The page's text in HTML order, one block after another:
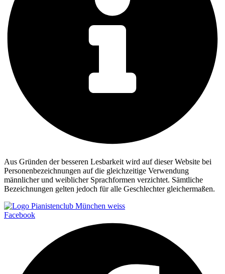
Aus Gründen der besseren Lesbarkeit wird auf dieser Website bei
Personenbezeichnungen auf die gleichzeitige Verwendung
männlicher und weiblicher Sprachformen verzichtet. Sämtliche
Bezeichnungen gelten jedoch für alle Geschlechter gleichermaßen.
Facebook